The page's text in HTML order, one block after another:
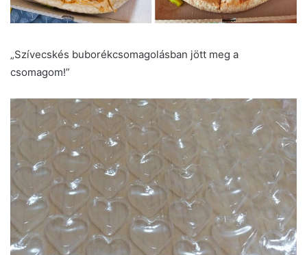
„Szívecskés buborékcsomagolásban jött meg a
csomagom!”